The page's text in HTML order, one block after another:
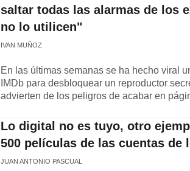
saltar todas las alarmas de los
no lo utilicen"
IVAN MUÑOZ
En las últimas semanas se ha hecho viral
IMDb para desbloquear un reproductor
advierten de los peligros de acabar en
Lo digital no es tuyo, otro
500 películas de las cuentas
JUAN ANTONIO PASCUAL